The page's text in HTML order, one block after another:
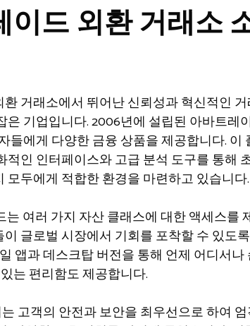
이드 외환 거래소
거래소에서 뛰어난 신뢰성과 혁신적인 거
은 기업입니다. 2006년에 설립된 아바트레
들에게 다양한 금융 상품을 제공합니다. 이
적인 인터페이스와 고급 분석 도구를 통해
모두에게 적합한 환경을 마련하고 있습니다.
는 여러 가지 자산 클래스에 대한 액세스를
글로벌 시장에서 기회를 포착할 수 있도
앱과 데스크탑 버전을 통해 언제 어디서나
는 편리함도 제공합니다.
고객의 안전과 보안을 최우선으로 하여 엄